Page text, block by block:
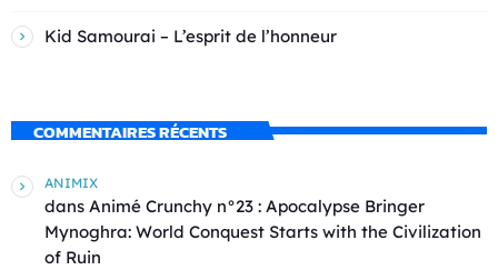
Kid Samourai – L’esprit de l’honneur
COMMENTAIRES RÉCENTS
ANIMIX
dans Animé Crunchy n°23 : Apocalypse Bringer
Mynoghra: World Conquest Starts with the Civilization
of Ruin